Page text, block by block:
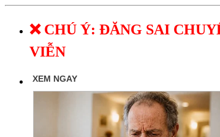
❌ CHÚ Ý: ĐĂNG SAI
VIỄN